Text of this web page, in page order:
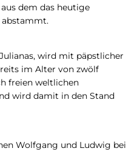
aus dem das heutige
abstammt.
wird mit päpstlicher
im Alter von zwölf
freien weltlichen
wird damit in den Stand
Wolfgang und Ludwig bei